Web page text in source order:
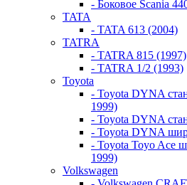
- Боковое Scania
TATA
- TATA 613 (2004)
TATRA
- TATRA 815 (1997)
- TATRA 1/2 (1993)
Toyota
- Toyota DYNA
1999)
- Toyota DYNA
- Toyota DYNA
- Toyota Toyo Ace
1999)
Volkswagen